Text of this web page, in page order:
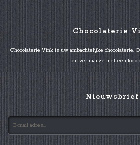
Chocolaterie
Chocolaterie Vink is uw ambachtelijke chocolaterie.
en verfraai ze met een logo
Nieuwsbrief